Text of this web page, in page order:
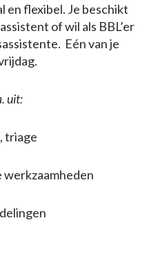
en flexibel. Je beschikt
of wil als BBL’er
Eén van je
uit:
triage